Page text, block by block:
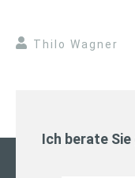
Thilo Wagner
Ich berate